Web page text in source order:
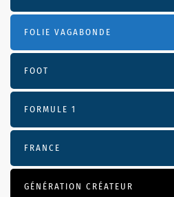
FOLIE VAGABONDE
FOOT
FORMULE 1
FRANCE
GÉNÉRATION CRÉATEUR